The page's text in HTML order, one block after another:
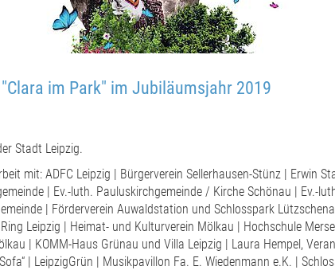
im Park" im Jubiläumsjahr 2019
Stadt Leipzig.
mit: ADFC Leipzig | Bürgerverein Sellerhausen-Stünz | Erwin
| Ev.-luth. Pauluskirchgemeinde / Kirche Schönau | Ev.-
| Förderverein Auwaldstation und Schlosspark
Leipzig | Heimat- und Kulturverein Mölkau | Hochschule
| KOMM-Haus Grünau und Villa Leipzig | Laura Hempel,
| LeipzigGrün | Musikpavillon Fa. E. Wiedenmann e.K. |